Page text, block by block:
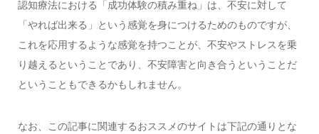
認知療法における「成功体験の積み重ね」は、不安に対して
「やれば出来る」という感覚を身につけるためのものですが、
これを応用するような感覚を持つことが、不安やストレスを乗
り越えるということであり、不安障害と向き合うということだ
ということもできるかもしれません。
なお、この記事に関連するおススメのサイトは下記の通りとな